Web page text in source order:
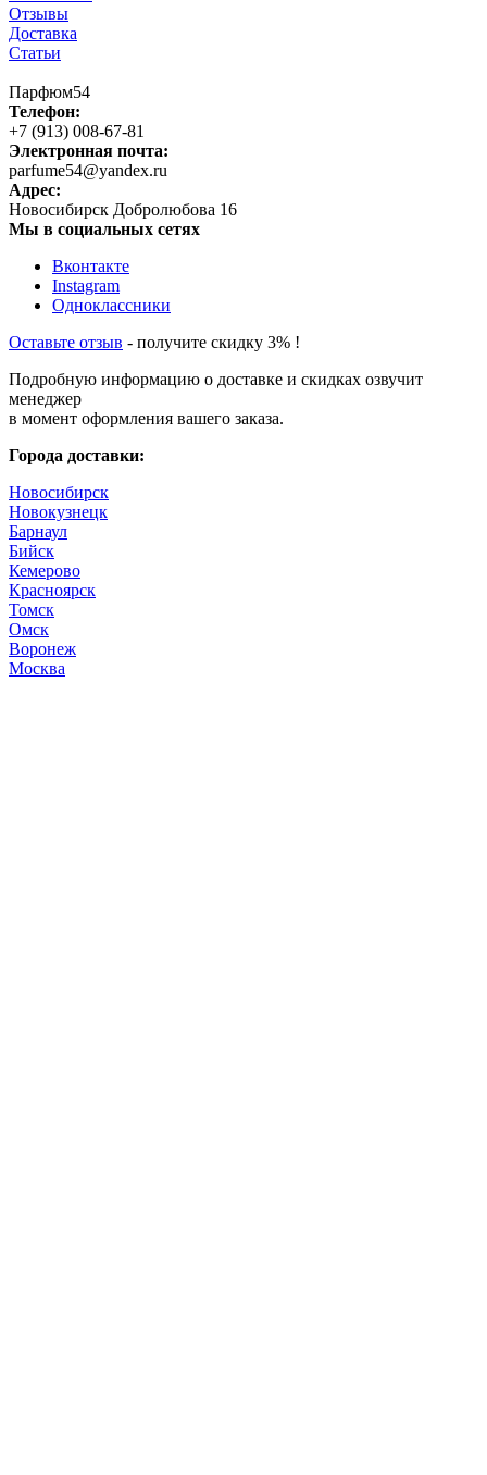
Отзывы
Доставка
Статьи
Парфюм54
Телефон:
+7 (913) 008-67-81
Электронная почта:
parfume54@yandex.ru
Адрес:
Новосибирск Добролюбова 16
Мы в социальных сетях
Вконтакте
Instagram
Одноклассники
Оставьте отзыв - получите скидку 3% !
Подробную информацию о доставке и скидках озвучит
менеджер
в момент оформления вашего заказа.
Города доставки:
Новосибирск
Новокузнецк
Барнаул
Бийск
Кемерово
Красноярск
Томск
Омск
Воронеж
Москва